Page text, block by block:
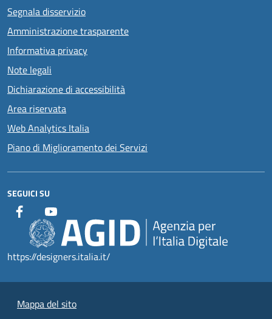
Segnala disservizio
Amministrazione trasparente
Informativa privacy
Note legali
Dichiarazione di accessibilità
Area riservata
Web Analytics Italia
Piano di Miglioramento dei Servizi
SEGUICI SU
https://designers.italia.it/
Mappa del sito